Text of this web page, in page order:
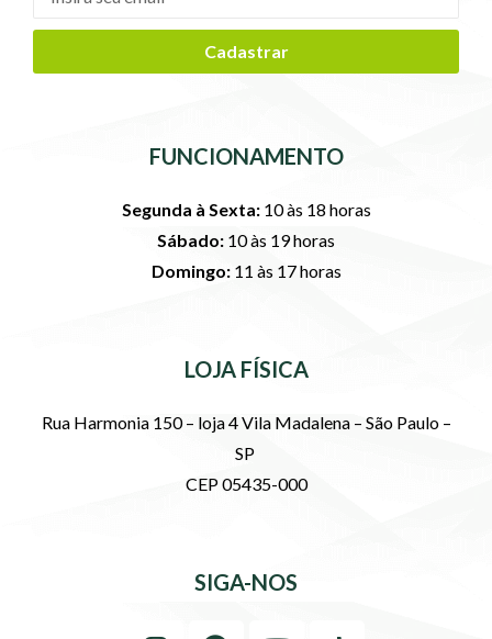
Cadastrar
FUNCIONAMENTO
Segunda à Sexta:10 às 18 horas
Sábado: 10 às 19 horas
Domingo:11 às 17 horas
LOJA FÍSICA
Rua Harmonia 150 – loja 4 Vila Madalena – São Paulo –
SP
CEP 05435-000
SIGA-NOS